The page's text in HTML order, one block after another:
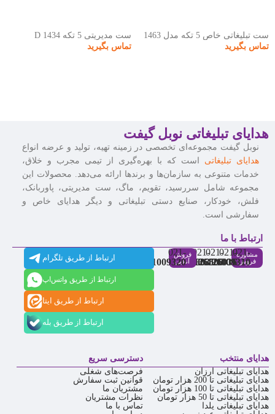
ست تبلیغاتی خاص 5 تکه مدل 1463
تماس بگیرید
ست مدیریتی 5 تکه D 1434
تماس بگیرید
هدایای تبلیغاتی نوبل گیفت
نوبل گیفت مجموعه‌ای تخصصی در زمینه تهیه، تولید و عرضه انواع
هدایای تبلیغاتی است که با بهره‌گیری از تیمی مجرب و خلاق،
خدمات متنوعی به سازمان‌ها و برندها ارائه می‌دهد. محصولات این
مجموعه شامل سررسید، تقویم، ماگ، ست مدیریتی، پاوربانک،
فلش، خودکار، صنایع دستی تبلیغاتی و دیگر هدایای خاص و
سفارشی است.
ارتباط با ما
مشاوره
فروش
021-
91009310
021-
86126036
021-
86126506
021-
88537803
فروش
آنلاین
021-
91009320
ارتباط از طریق تلگرام
ارتباط از طریق واتس‌اپ
ارتباط از طریق ایتا
ارتباط از طریق بله
هدایای منتخب
هدایای تبلیغاتی ارزان
هدایای تبلیغاتی تا 200 هزار تومان
هدایای تبلیغاتی تا 100 هزار تومان
هدایای تبلیغاتی تا 50 هزار تومان
هدایای تبلیغاتی یلدا
دسترسی سریع
فرصت‌های شغلی
قوانین ثبت سفارش
مشتریان ما
نظرات مشتریان
تماس با ما